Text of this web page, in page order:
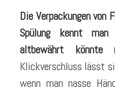
Die Verpackungen von
Spülung kennt
altbewährt könnte
Klickverschluss lässt
wenn man nasse